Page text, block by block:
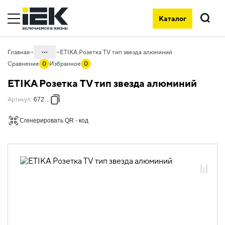
Каталог
Поиск
Главная ...
удлинители и силовые разъемы
06.01 Электроустановочные изделия
изделия скрытого монтажа ETIKA
06.01.13.03 ЭУИ ETIKA: цвет
ETIKA Розетка TV тип звезда алюминий
Сравнение 0 Избранное 0
ETIKA Розетка TV тип звезда алюминий
Артикул: 672451
Сгенерировать QR - код